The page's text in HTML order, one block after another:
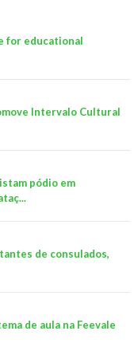
for educational
Intervalo Cultural
pódio em
de consulados,
de aula na Feevale